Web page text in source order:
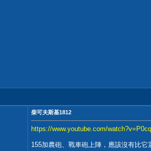
柴可夫斯基1812
https://www.youtube.com/
155加農砲、戰車砲上陣，應該沒有比它